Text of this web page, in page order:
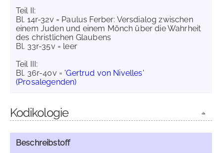
Teil II:
Bl. 14r-32v = Paulus Ferber: Versdialog zwischen
einem Juden und einem Mönch über die Wahrheit
des christlichen Glaubens
Bl. 33r-35v = leer
Teil III:
Bl. 36r-40v = 'Gertrud von Nivelles'
(Prosalegenden)
Kodikologie
Beschreibstoff